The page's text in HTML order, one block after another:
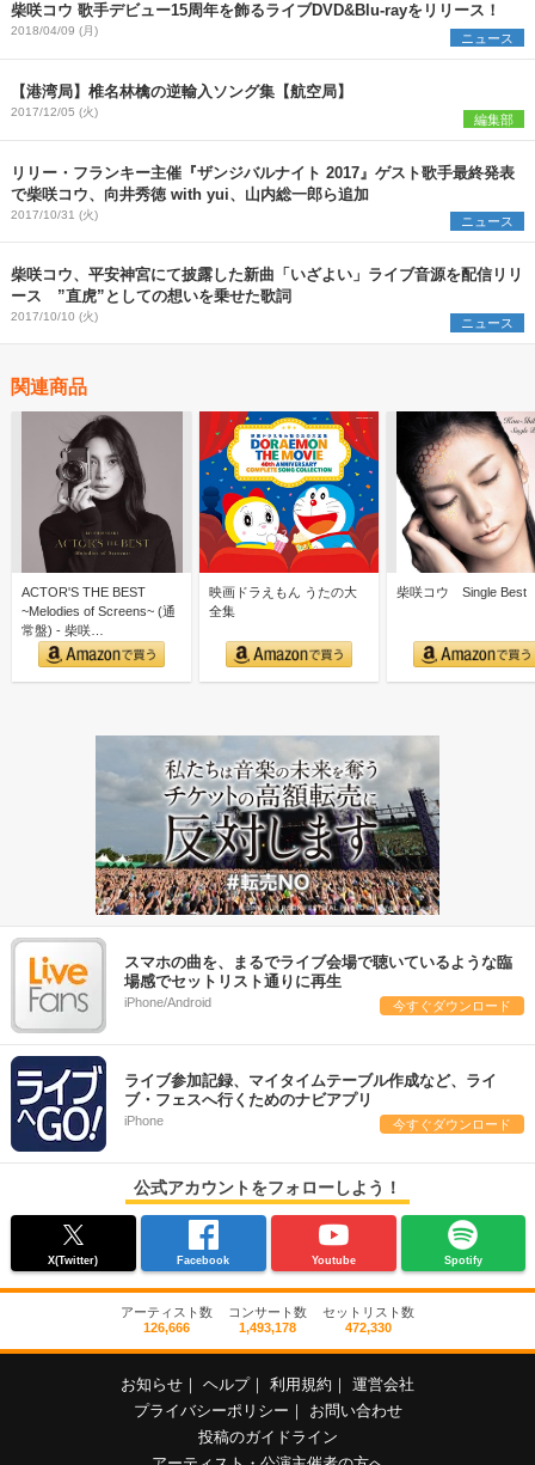
柴咲コウ 歌手デビュー15周年を飾るライブDVD&Blu-rayをリリース！
2018/04/09 (月) ニュース
【港湾局】椎名林檎の逆輸入ソング集【航空局】
2017/12/05 (火) 編集部
リリー・フランキー主催『ザンジバルナイト 2017』ゲスト歌手最終発表
で柴咲コウ、向井秀徳 with yui、山内総一郎ら追加
2017/10/31 (火) ニュース
柴咲コウ、平安神宮にて披露した新曲「いざよい」ライブ音源を配信リリ
ース ”直虎”としての想いを乗せた歌詞
2017/10/10 (火) ニュース
関連商品
ACTOR'S THE BEST
~Melodies of Screens~ (通
常盤) - 柴咲…
映画ドラえもん うたの大
全集
柴咲コウ Single Best
スマホの曲を、まるでライブ会場で聴いているような臨
場感でセットリスト通りに再生
iPhone/Android 今すぐダウンロード
ライブ参加記録、マイタイムテーブル作成など、ライ
ブ・フェスへ行くためのナビアプリ
iPhone 今すぐダウンロード
公式アカウントをフォローしよう！
X(Twitter) Facebook Youtube Spotify
アーティスト数
126,666
コンサート数
1,493,178
セットリスト数
472,330
お知らせ ヘルプ 利用規約
運営会社
プライバシーポリシー
お問い合わせ
投稿のガイドライン